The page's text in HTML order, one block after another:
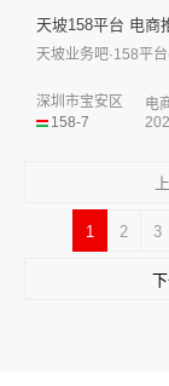
天坡158平台 电商
天坡业务吧·158平
158-7
深圳市宝安区
电
1 2 3